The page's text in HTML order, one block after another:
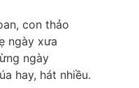
con thảo
ngày xưa
ngày
hay, hát nhiều.